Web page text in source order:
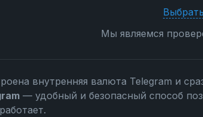
Мы являемся
внутренняя валюта Telegram и
— удобный и безопасный способ